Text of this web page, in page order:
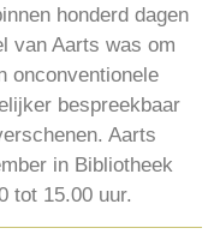
honderd dagen
van Aarts was om
onconventionele
bespreekbaar
Aarts
in Bibliotheek
tot 15.00 uur.